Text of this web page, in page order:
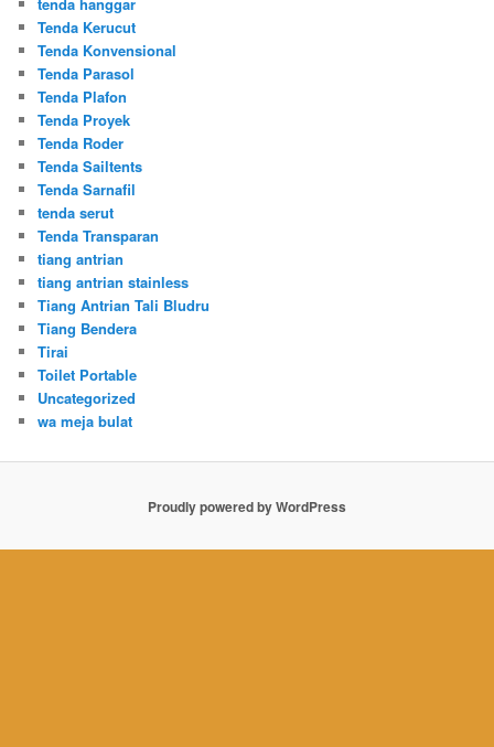
Tenda Kerucut
Tenda Konvensional
Tenda Parasol
Tenda Plafon
Tenda Proyek
Tenda Roder
Tenda Sailtents
Tenda Sarnafil
tenda serut
Tenda Transparan
tiang antrian
tiang antrian stainless
Tiang Antrian Tali Bludru
Tiang Bendera
Tirai
Toilet Portable
Uncategorized
wa meja bulat
Proudly powered by WordPress